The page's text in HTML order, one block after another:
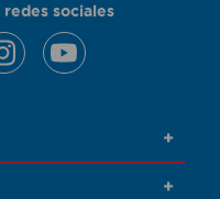
sociales
+
+